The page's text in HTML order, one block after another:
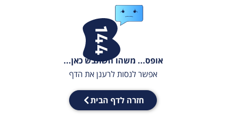
אופס... משהו השתבש כאן...
אפשר לנסות לרענן את הדף
חזרה לדף הבית